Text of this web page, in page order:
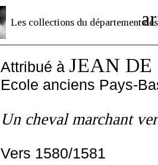
Les collections du département des
Attribué à JEAN DE
Ecole anciens Pays-
Un cheval marchant
Vers 1580/1581